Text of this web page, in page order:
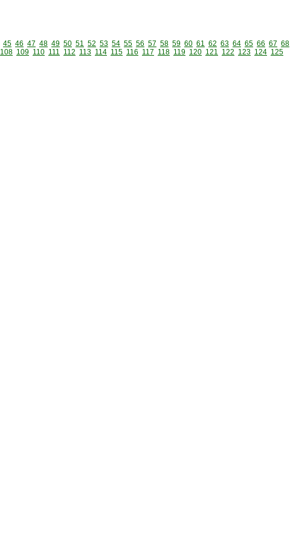
45 46 47 48 49 50 51 52 53 54 55 56 57 58 59 60 61 62 63 64 65 66 67 68
108 109 110 111 112 113 114 115 116 117 118 119 120 121 122 123 124 125